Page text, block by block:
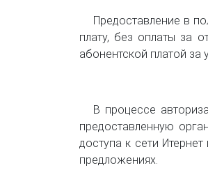
Предоставление в
плату, без оплаты за
абонентской платой за
В процессе
предоставленную
доступа к сети
предложениях.